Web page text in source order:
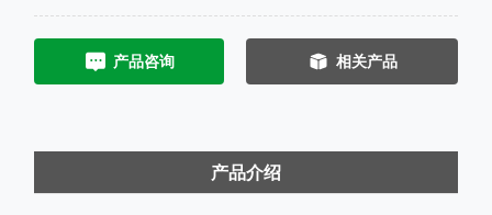
产品咨询 相关产品
产品介绍